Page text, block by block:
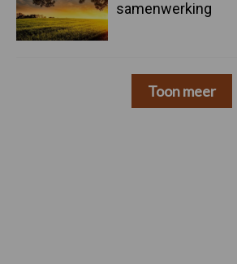
samenwerking
Toon meer